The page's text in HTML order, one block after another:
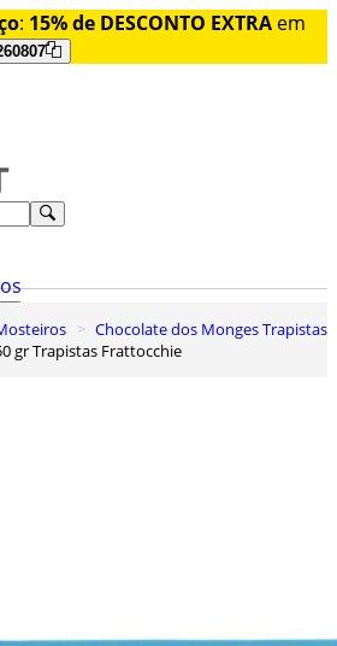
: 15% de DESCONTO EXTRA em
Chocolate dos Monges Trapistas
gr Trapistas Frattocchie